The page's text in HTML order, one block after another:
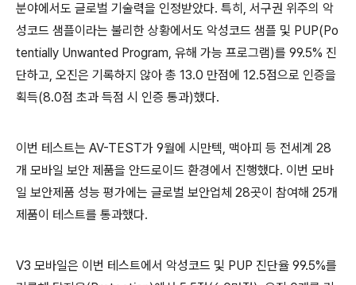
분야에서도 글로벌 기술력을 인정받았다. 특히 , 서구권 위주의 악
성코드 샘플이라는 불리한 상황에서도 악성코드 샘플 및 PUP(Po
tentially Unwanted Program, 유해 가능 프로그램)를 99.5% 진
단하고, 오진은 기록하지 않아 총 13.0 만점에 12.5점으로 인증을
획득(8.0점 초과 득점 시 인증 통과)했다.
이번 테스트는 AV-TEST가 9월에 시만텍, 맥아피 등 전세계 28
개 모바일 보안 제품을 안드로이드 환경에서 진행했다. 이번 모바
일 보안제품 성능 평가에는 글로벌 보안업체 28곳이 참여해 25개
제품이 테스트를 통과했다.
V3 모바일은 이번 테스트에서 악성코드 및 PUP 진단율 99.5%를